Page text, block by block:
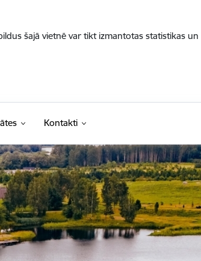
šajā vietnē var tikt izmantotas statistikas
Kontakti